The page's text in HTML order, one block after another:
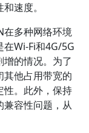
速度。
在多种网络环境
Wi-Fi和4G/5G
的情况。为了
其他占用带宽的
性。此外，保持
兼容性问题，从